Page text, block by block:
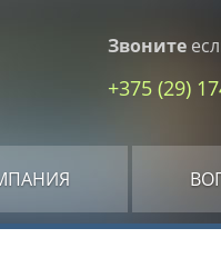
Звоните
+375 (29)